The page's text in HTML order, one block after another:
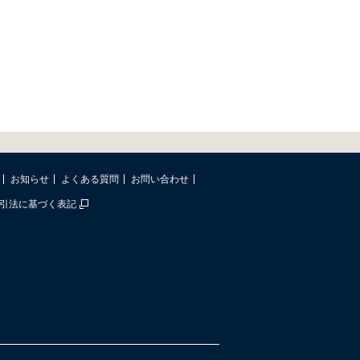
お知らせ よくある質問 お問い合わせ
法に基づく表記